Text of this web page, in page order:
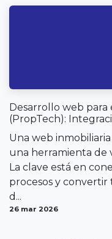
Desarrollo web
(PropTech):
Una web
una herramienta de
La clave está en
procesos y
d...
26 mar 2026